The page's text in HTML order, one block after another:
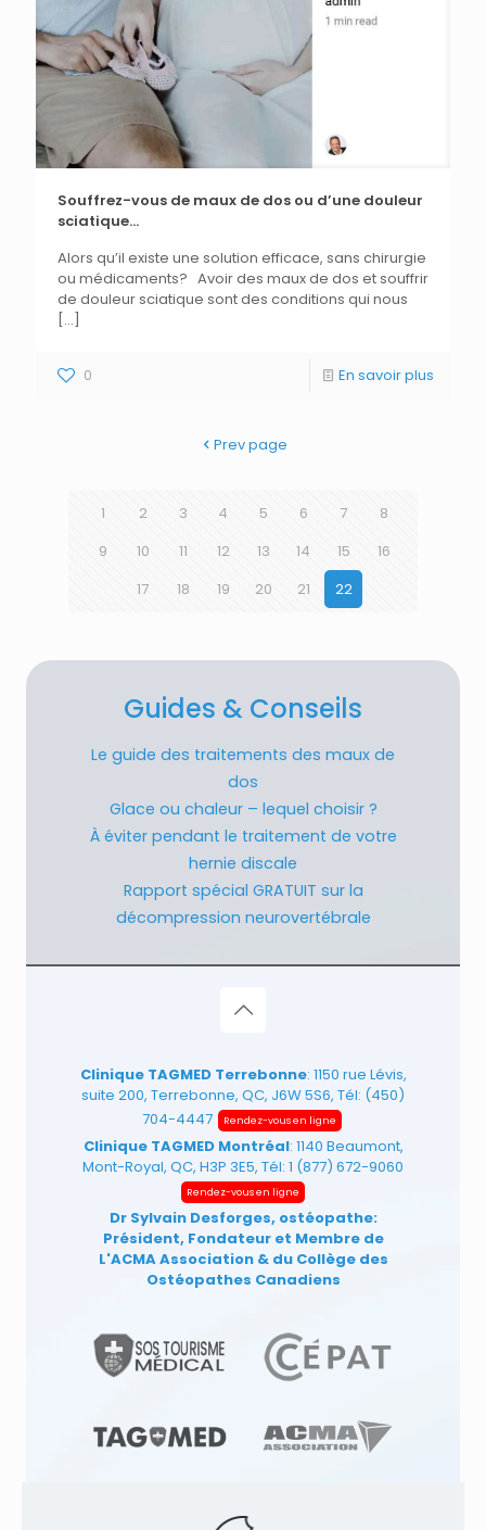
Souffrez-vous de maux de dos ou d’une douleur
sciatique…
Alors qu’il existe une solution efficace, sans chirurgie
ou médicaments? Avoir des maux de dos et souffrir
de douleur sciatique sont des conditions qui nous
[…]
0 En savoir plus
Prev page
1 2 3 4 5 6 7
8
9
10 11 12 13 14 15
16
17
18 19 20 21 22
Guides & Conseils
Le guide des traitements des maux de
dos
Glace ou chaleur – lequel choisir ?
À éviter pendant le traitement de votre
hernie discale
Rapport spécial GRATUIT sur la
décompression neurovertébrale
Clinique TAGMED Terrebonne: 1150 rue Lévis,
suite 200, Terrebonne, QC, J6W 5S6, Tél: (450)
704-4447
Rendez-vous en ligne
Clinique TAGMED Montréal: 1140 Beaumont,
Mont-Royal, QC, H3P 3E5, Tél: 1 (877) 672-9060
Rendez-vous en ligne
Dr Sylvain Desforges, ostéopathe:
Président, Fondateur et Membre de
L'ACMA Association & du Collège des
Ostéopathes Canadiens